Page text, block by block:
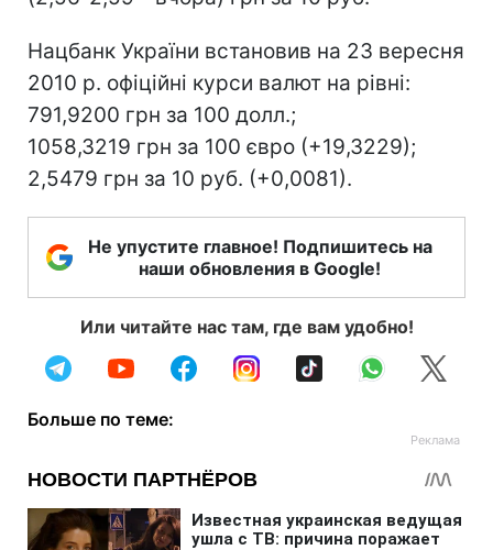
Нацбанк України встановив на 23 вересня
2010 р. офіційні курси валют на рівні:
791,9200 грн за 100 долл.;
1058,3219 грн за 100 євро (+19,3229);
2,5479 грн за 10 руб. (+0,0081).
Не упустите главное! Подпишитесь на
наши обновления в Google!
Или читайте нас там, где вам удобно!
Больше по теме: